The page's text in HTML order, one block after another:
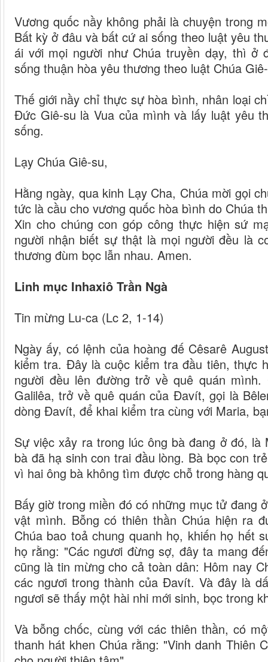
Vương quốc nầy không phải là chuyện trong
Bất kỳ ở đâu và bất cứ ai sống theo luật yêu
ái với mọi người như Chúa truyền dạy, thì ở
sống thuận hòa yêu thương theo luật Chúa
Thế giới nầy chỉ thực sự hòa bình, nhân loại
Đức Giê-su là Vua của mình và lấy luật yêu
sống.
Lạy Chúa Giê-su,
Hằng ngày, qua kinh Lạy Cha, Chúa mời gọi
tức là cầu cho vương quốc hòa bình do Chúa
Xin cho chúng con góp công thực hiện sứ
người nhận biết sự thật là mọi người đều là
thương đùm bọc lẫn nhau. Amen.
Linh mục Inhaxiô Trần Ngà
Tin mừng Lu-ca (Lc 2, 1-14)
Ngày ấy, có lệnh của hoàng đế Cêsarê
kiểm tra. Đây là cuộc kiểm tra đầu tiên, thực
người đều lên đường trở về quê quán
Galilêa, trở về quê quán của Đavít, gọi là
dòng Đavít, để khai kiểm tra cùng với Maria,
Sự việc xảy ra trong lúc ông bà đang ở đó,
bà đã hạ sinh con trai đầu lòng. Bà bọc con
vì hai ông bà không tìm được chỗ trong hàng
Bấy giờ trong miền đó có những mục tử đang
vật mình. Bỗng có thiên thần Chúa hiện ra
Chúa bao toả chung quanh họ, khiến họ hết
họ rằng: "Các ngươi đừng sợ, đây ta mang
cũng là tin mừng cho cả toàn dân: Hôm nay
các ngươi trong thành của Đavít. Và đây là
ngươi sẽ thấy một hài nhi mới sinh, bọc trong
Và bỗng chốc, cùng với các thiên thần, có
thanh hát khen Chúa rằng: "Vinh danh Thiên